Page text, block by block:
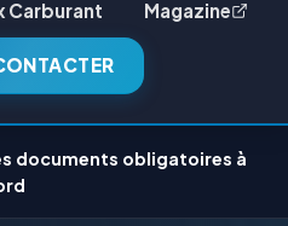
Carburant Magazine
documents obligatoires à